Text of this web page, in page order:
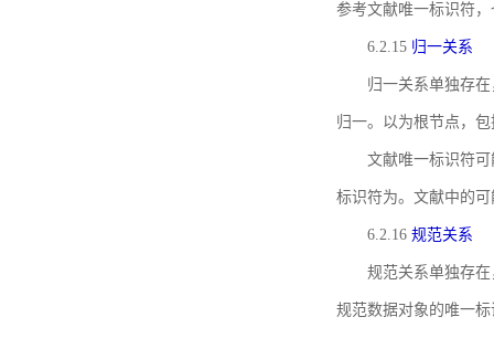
参考文献唯一标识符
6.2.15 归一关系
归一关系单独存
归一。以为根节点，
文献唯一标识符
标识符为。文献中的
6.2.16 规范关系
规范关系单独存
规范数据对象的唯一